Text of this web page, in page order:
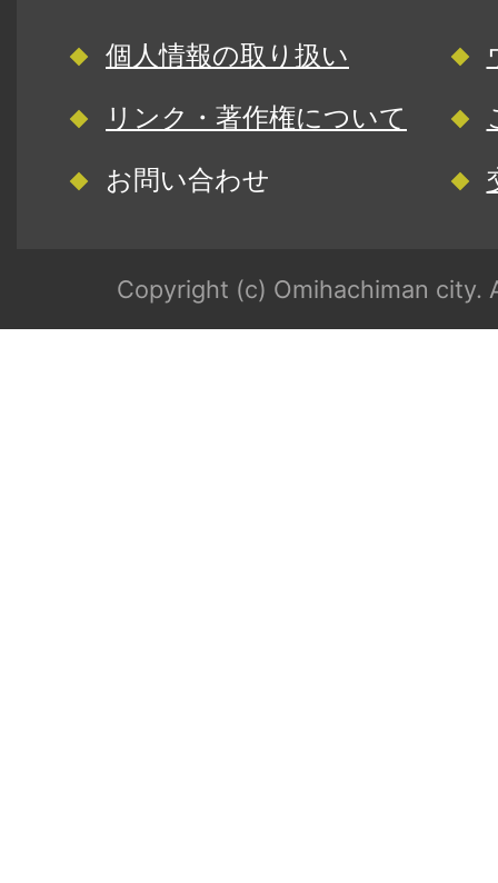
個人情報の取り扱い
リンク・著作権について
お問い合わせ
Copyright (c) Omihachiman city.